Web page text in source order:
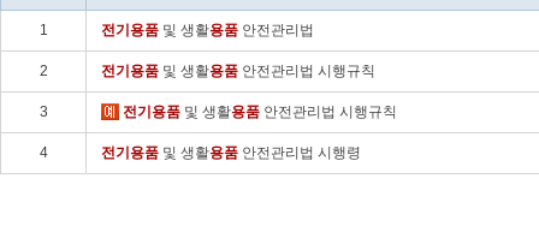
1 전기 용품 및 생활용품 안전관리법
2 전기 용품 및 생활용품 안전관리법 시행규칙
3 전기 용품 및 생활용품 안전관리법 시행규칙
4 전기 용품 및 생활용품 안전관리법 시행령